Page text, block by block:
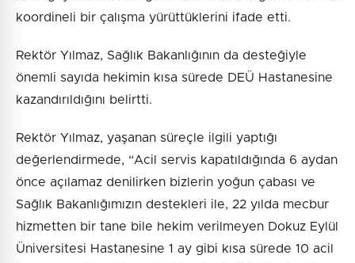
koordineli bir çalışma yürüttüklerini ifade etti.
Rektör Yılmaz, Sağlık Bakanlığının da desteğiyle
önemli sayıda hekimin kısa sürede DEÜ Hastanesine
kazandırıldığını belirtti.
Rektör Yılmaz, yaşanan süreçle ilgili yaptığı
değerlendirmede, “Acil servis kapatıldığında 6 aydan
önce açılamaz denilirken bizlerin yoğun çabası ve
Sağlık Bakanlığımızın destekleri ile, 22 yılda mecbur
hizmetten bir tane bile hekim verilmeyen Dokuz Eylül
Üniversitesi Hastanesine 1 ay gibi kısa sürede 10 acil